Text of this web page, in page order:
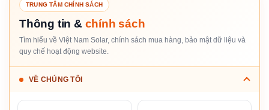
TRUNG TÂM CHÍNH SÁCH
Thông tin & chính sách
Tìm hiểu về Việt Nam Solar, chính sách mua hàng, bảo mật dữ liệu và
quy chế hoạt động website.
VỀ CHÚNG TÔI